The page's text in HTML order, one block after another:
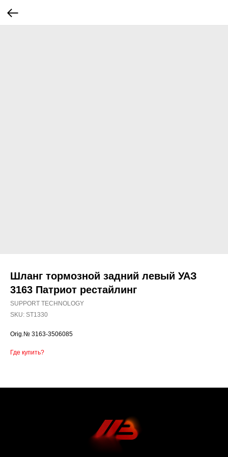
Шланг тормозной задний левый УАЗ
3163 Патриот рестайлинг
SUPPORT TECHNOLOGY
SKU: ST1330
Orig.№ 3163-3506085
Где купить?